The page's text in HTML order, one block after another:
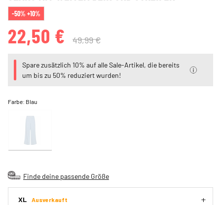
-50% +10%
22,50 € 49,99 €
Spare zusätzlich 10% auf alle Sale-Artikel, die bereits
um bis zu 50% reduziert wurden!
Farbe: Blau
Finde deine passende Größe
XL Ausverkauft